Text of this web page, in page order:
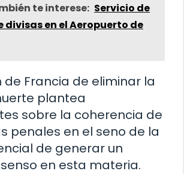
te interese: Servicio de
divisas en el Aeropuerto de
de Francia de eliminar la
plantea
sobre la coherencia de
penales en el seno de la
de generar un
en esta materia.